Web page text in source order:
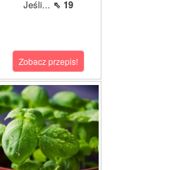
Jeśli... ⇖ 19
Zobacz przepis!